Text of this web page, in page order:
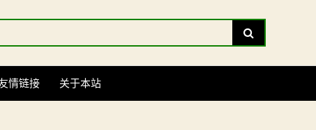
Search
情链接 关于本站